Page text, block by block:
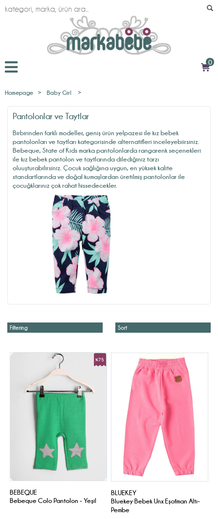
0
Homepage > Baby Girl >
Pantolonlar ve Taytlar
Birbirinden farklı modeller, geniş ürün yelpazesi ile kız bebek
pantolonları ve taytları kategorisinde alternatifleri inceleyebiirsiniz.
Bebeque, State of Kids marka pantolonlarda rangarenk seçenekleri
ile kız bebek pantolon ve taytlarında dilediğiniz tarzı
oluuşturabilirsiniz. Çocuk sağlığına uygun, en yüksek kalite
standartlarında ve doğal kumaşlardan üretilmiş pantolonlar ile
çocuğklarınız çok rahat hissedecekler.
Filtering Sort
BEBEQUE
Bebeque Colo Pantolon - Yeşil
%75
BLUEKEY
Bluekey Bebek Unx Eşofman Altı-
Pembe